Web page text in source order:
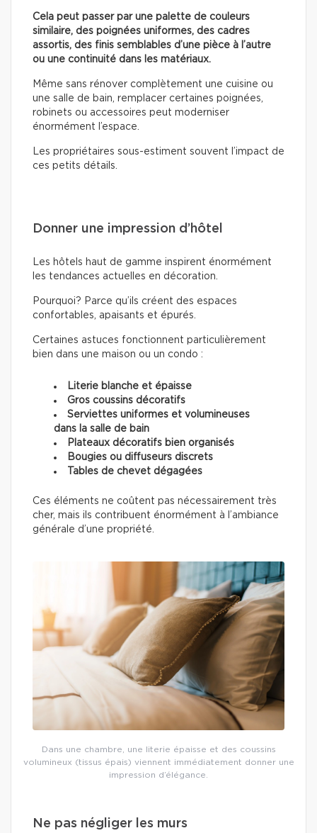
Cela peut passer par une palette de couleurs
similaire, des poignées uniformes, des cadres
assortis, des finis semblables d’une pièce à l’autre
ou une continuité dans les matériaux.
Même sans rénover complètement une cuisine ou
une salle de bain, remplacer certaines poignées,
robinets ou accessoires peut moderniser
énormément l’espace.
Les propriétaires sous-estiment souvent l’impact de
ces petits détails.
Donner une impression d’hôtel
Les hôtels haut de gamme inspirent énormément
les tendances actuelles en décoration.
Pourquoi? Parce qu’ils créent des espaces
confortables, apaisants et épurés.
Certaines astuces fonctionnent particulièrement
bien dans une maison ou un condo :
Literie blanche et épaisse
Gros coussins décoratifs
Serviettes uniformes et volumineuses
dans la salle de bain
Plateaux décoratifs bien organisés
Bougies ou diffuseurs discrets
Tables de chevet dégagées
Ces éléments ne coûtent pas nécessairement très
cher, mais ils contribuent énormément à l’ambiance
générale d’une propriété.
Dans une chambre, une literie épaisse et des coussins
volumineux (tissus épais) viennent immédiatement donner une
impression d’élégance.
Ne pas négliger les murs